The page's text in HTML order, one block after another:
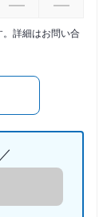
詳細はお問い合